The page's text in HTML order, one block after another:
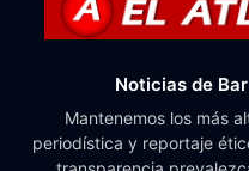
Noticias de
Mantenemos los más
periodística y reportaje